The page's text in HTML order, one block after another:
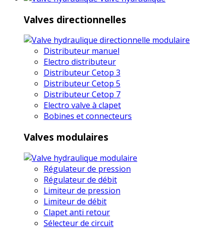
Valves directionnelles
Distributeur manuel
Electro distributeur
Distributeur Cetop 3
Distributeur Cetop 5
Distributeur Cetop 7
Electro valve à clapet
Bobines et connecteurs
Valves modulaires
Régulateur de pression
Régulateur de débit
Limiteur de pression
Limiteur de débit
Clapet anti retour
Sélecteur de circuit